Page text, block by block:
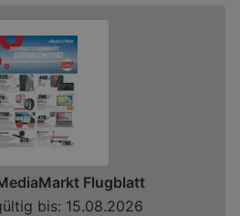
Flugblatt
bis: 15.08.2026